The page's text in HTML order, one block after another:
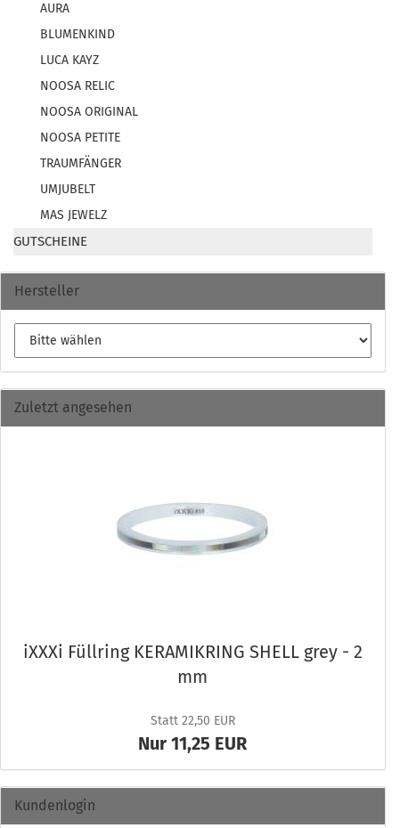
AURA
BLUMENKIND
LUCA KAYZ
NOOSA RELIC
NOOSA ORIGINAL
NOOSA PETITE
TRAUMFÄNGER
UMJUBELT
MAS JEWELZ
GUTSCHEINE
Hersteller
Zuletzt angesehen
iXXXi Füll­ring KE­RA­MIK­RING SHELL grey - 2
mm
Statt 22,50 EUR
Nur 11,25 EUR
Kundenlogin